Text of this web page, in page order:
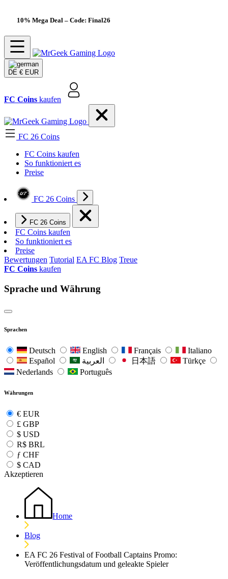
10% Mega Deal – Code: Final26
DE € EUR
FC Coins kaufen
FC 26 Coins
FC Coins kaufen
So funktioniert es
Preise
FC 26 Coins
FC 26 Coins
FC Coins kaufen
So funktioniert es
Preise
Bewertungen Tutorial EA FC Blog Treue
FC Coins kaufen
Sprache und Währung
Sprachen
Deutsch English Français
Italiano
Español
日本語
Türkçe
Nederlands
Português
Währungen
€ EUR
£ GBP
$ USD
R$ BRL
ƒ CHF
$ CAD
Akzeptieren
Home
Blog
EA FC 26 Festival of Football Captains Promo:
Veröffentlichungsdatum und geleakte Spieler